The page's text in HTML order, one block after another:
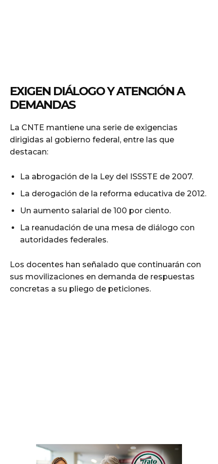
EXIGEN DIÁLOGO Y ATENCIÓN A
DEMANDAS
La CNTE mantiene una serie de exigencias
dirigidas al gobierno federal, entre las que
destacan:
La abrogación de la Ley del ISSSTE de 2007.
La derogación de la reforma educativa de 2012.
Un aumento salarial de 100 por ciento.
La reanudación de una mesa de diálogo con
autoridades federales.
Los docentes han señalado que continuarán con
sus movilizaciones en demanda de respuestas
concretas a su pliego de peticiones.